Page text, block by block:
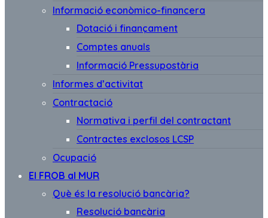
Informació econòmico-financera
Dotació i finançament
Comptes anuals
Informació Pressupostària
Informes d’activitat
Contractació
Normativa i perfil del contractant
Contractes exclosos LCSP
Ocupació
El FROB al MUR
Què és la resolució bancària?
Resolució bancària